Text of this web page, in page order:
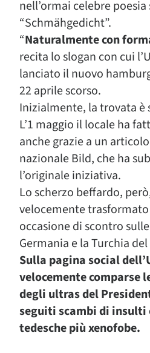
nell’ormai celebre
“Schmähgedicht”.
“Naturalmente con
recita lo slogan con cui
lanciato il nuovo
22 aprile scorso.
Inizialmente, la trovata è
L’1 maggio il locale ha
anche grazie a un
nazionale Bild, che ha
l’originale iniziativa.
Lo scherzo beffardo,
velocemente
occasione di scontro
Germania e la Turchia
Sulla pagina social
velocemente comparse
degli ultras del
seguiti scambi di insulti
tedesche più xenofobe.